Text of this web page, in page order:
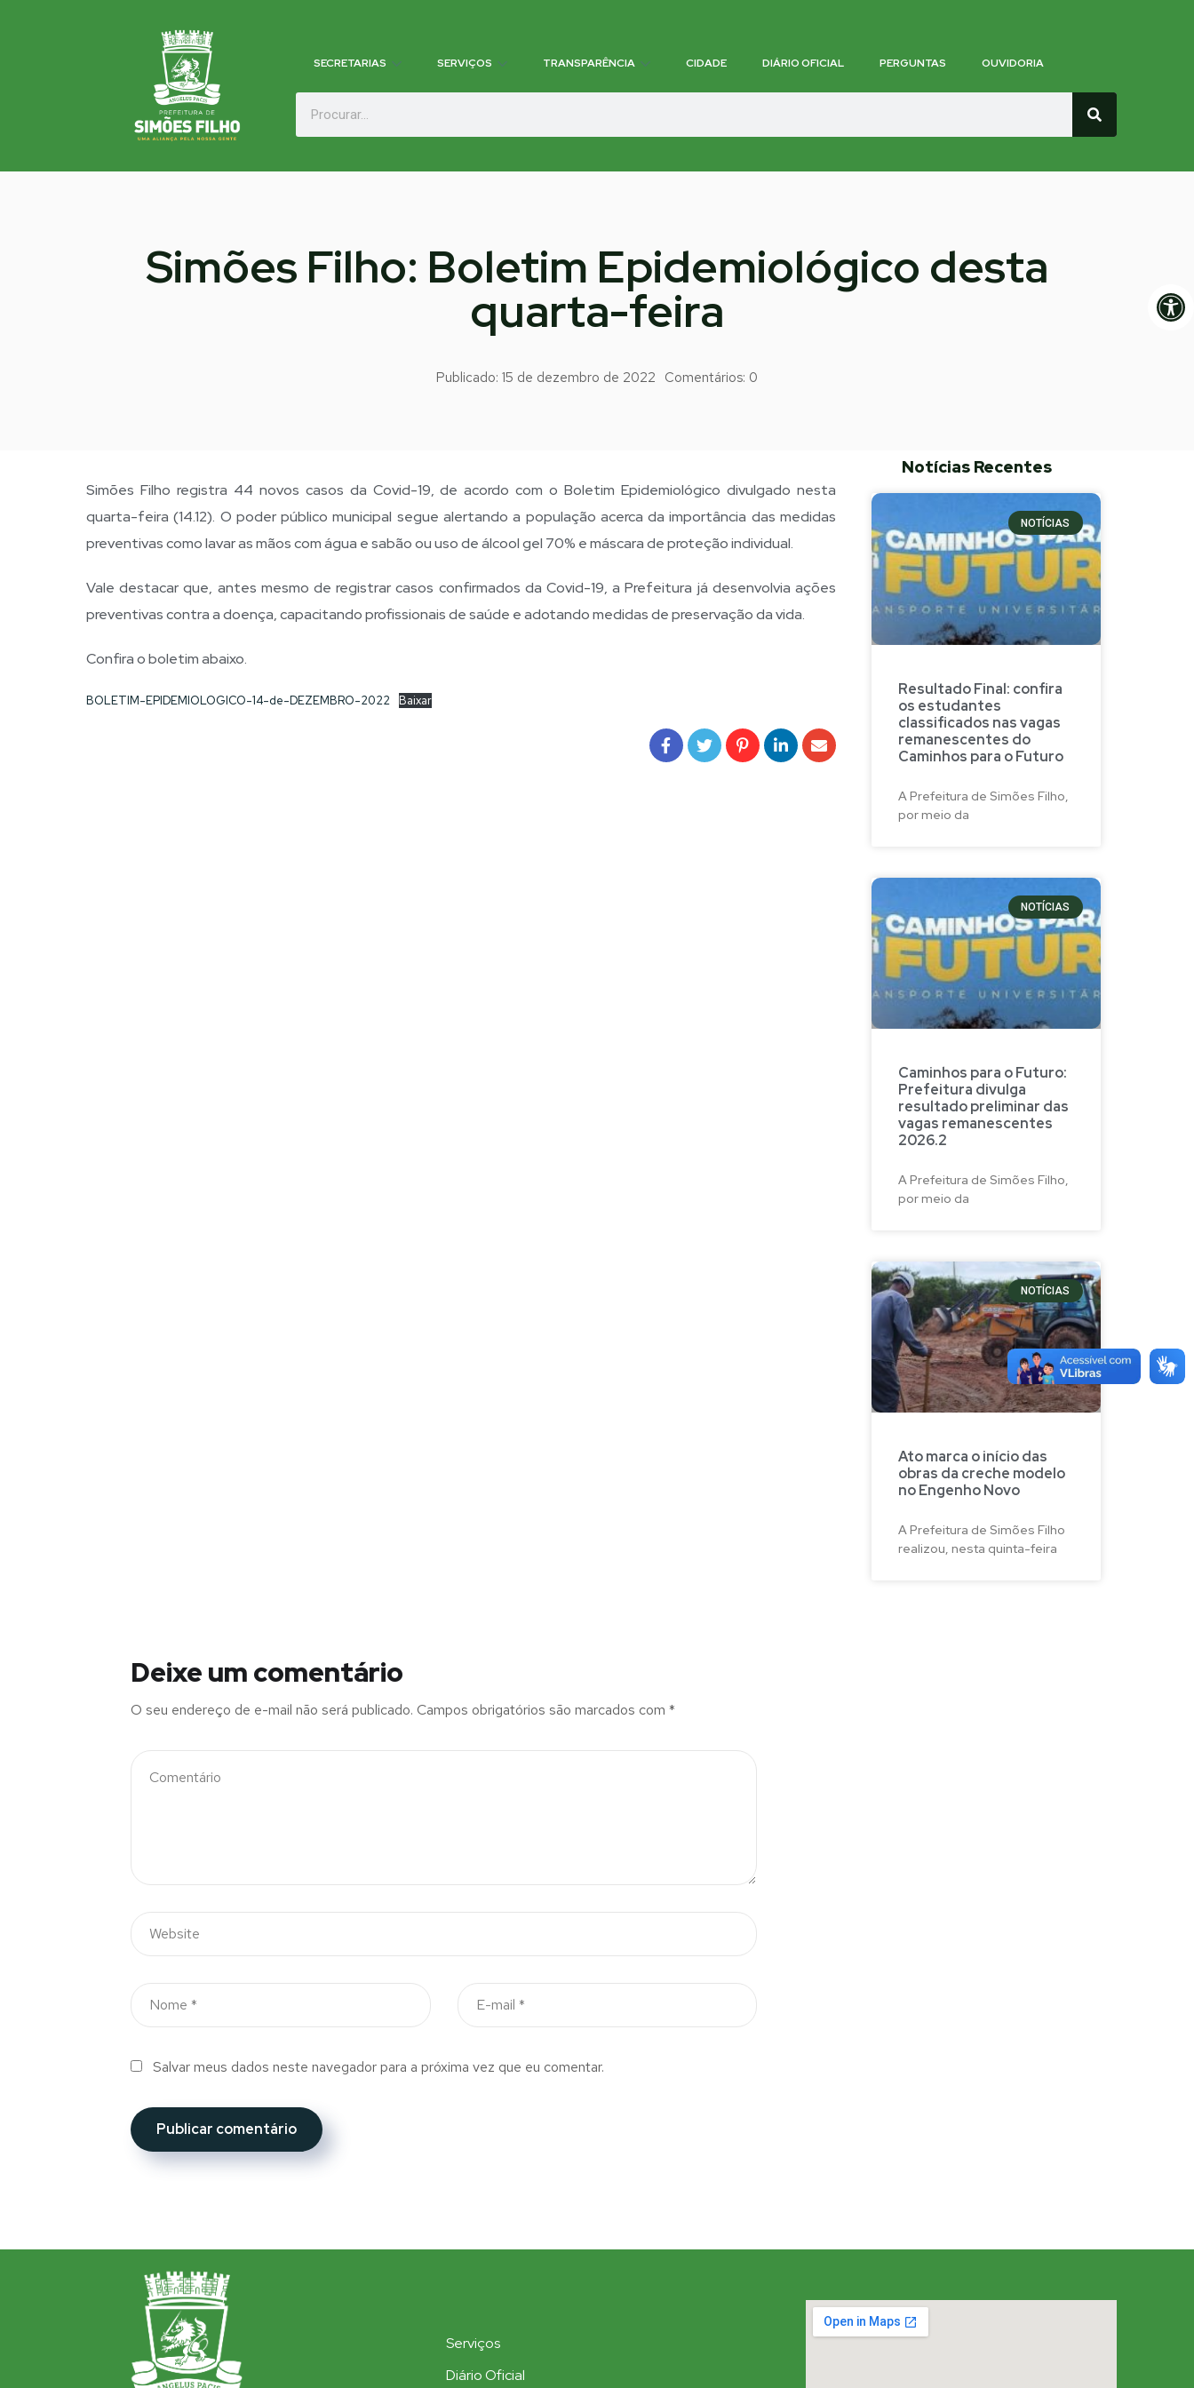
SECRETARIAS SERVIÇOS TRANSPARÊNCIA CIDADE DIÁRIO OFICIAL PERGUNTAS OUVIDORIA
Simões Filho: Boletim Epidemiológico desta
quarta-feira
Publicado: 15 de dezembro de 2022 Comentários: 0
Simões Filho registra 44 novos casos da Covid-19, de acordo com o Boletim Epidemiológico divulgado nesta
quarta-feira (14.12). O poder público municipal segue alertando a população acerca da importância das medidas
preventivas como lavar as mãos com água e sabão ou uso de álcool gel 70% e máscara de proteção individual.
Vale destacar que, antes mesmo de registrar casos confirmados da Covid-19, a Prefeitura já desenvolvia ações
preventivas contra a doença, capacitando profissionais de saúde e adotando medidas de preservação da vida.
Confira o boletim abaixo.
BOLETIM-EPIDEMIOLOGICO-14-de-DEZEMBRO-2022 Baixar
Notícias Recentes
NOTÍCIAS
Resultado Final: confira
os estudantes
classificados nas vagas
remanescentes do
Caminhos para o Futuro
A Prefeitura de Simões Filho,
por meio da
NOTÍCIAS
Caminhos para o Futuro:
Prefeitura divulga
resultado preliminar das
vagas remanescentes
2026.2
A Prefeitura de Simões Filho,
por meio da
NOTÍCIAS
Ato marca o início das
obras da creche modelo
no Engenho Novo
A Prefeitura de Simões Filho
realizou, nesta quinta-feira
Deixe um comentário
O seu endereço de e-mail não será publicado. Campos obrigatórios são marcados com *
Salvar meus dados neste navegador para a próxima vez que eu comentar.
Serviços
Diário Oficial